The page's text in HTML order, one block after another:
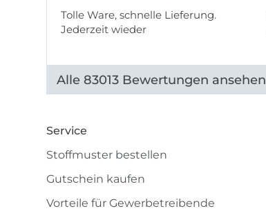
Tolle Ware, schnelle Lieferung.
Jederzeit wieder
Alle 83013 Bewertungen ansehen
Service
Stoffmuster bestellen
Gutschein kaufen
Vorteile für Gewerbetreibende